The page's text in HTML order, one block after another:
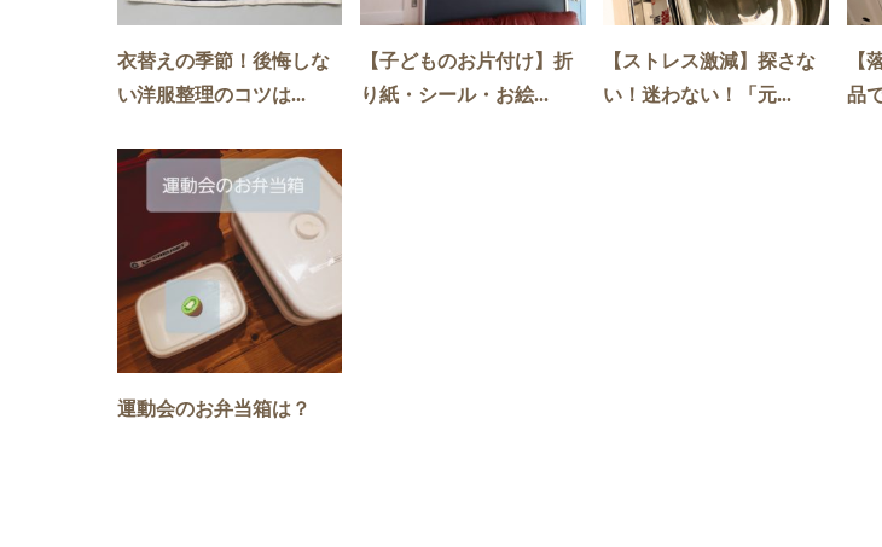
衣替えの季節！後悔しな
い洋服整理のコツは...
【子どものお片付け】折
り紙・シール・お絵...
【ストレス激減】探さな
い！迷わない！「元...
【
品
運動会のお弁当箱は？